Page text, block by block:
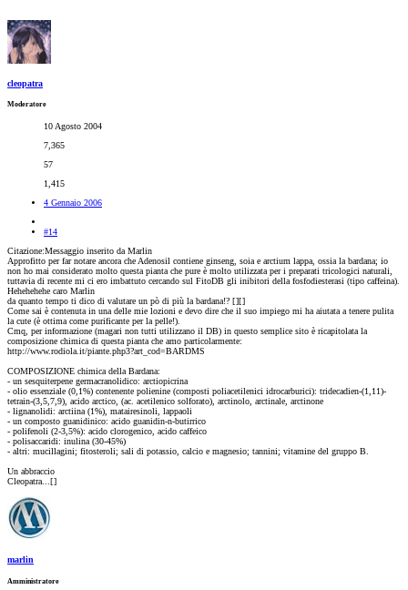
cleopatra
Moderatore
10 Agosto 2004
7,365
57
1,415
4 Gennaio 2006
#14
Citazione:Messaggio inserito da Marlin
Approfitto per far notare ancora che Adenosil contiene ginseng, soia e arctium lappa, ossia la bardana; io
non ho mai considerato molto questa pianta che pure è molto utilizzata per i preparati tricologici naturali,
tuttavia di recente mi ci ero imbattuto cercando sul FitoDB gli inibitori della fosfodiesterasi (tipo caffeina).
Hehehehehe caro Marlin
da quanto tempo ti dico di valutare un pò di più la bardana!? [][]
Come sai è contenuta in una delle mie lozioni e devo dire che il suo impiego mi ha aiutata a tenere pulita
la cute (è ottima come purificante per la pelle!).
Cmq, per informazione (magari non tutti utilizzano il DB) in questo semplice sito è ricapitolata la
composizione chimica di questa pianta che amo particolarmente:
http://www.rodiola.it/piante.php3?art_cod=BARDMS
COMPOSIZIONE chimica della Bardana:
- un sesquiterpene germacranolidico: arctiopicrina
- olio essenziale (0,1%) contenente polienine (composti poliacetilenici idrocarburici): tridecadien-(1,11)-
tetrain-(3,5,7,9), acido arctico, (ac. acetilenico solforato), arctinolo, arctinale, arctinone
- lignanolidi: arctiina (1%), matairesinoli, lappaoli
- un composto guanidinico: acido guanidin-n-butirrico
- polifenoli (2-3,5%): acido clorogenico, acido caffeico
- polisaccaridi: inulina (30-45%)
- altri: mucillagini; fitosteroli; sali di potassio, calcio e magnesio; tannini; vitamine del gruppo B.
Un abbraccio
Cleopatra...[]
marlin
Amministratore